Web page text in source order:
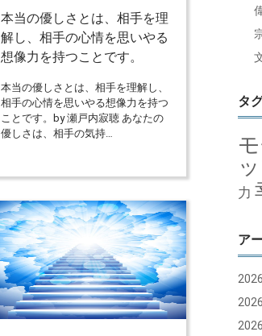
本当の優しさとは、相手を理
解し、相手の心情を思いやる
想像力を持つことです。
本当の優しさとは、相手を理解し、
相手の心情を思いやる想像力を持つ
ことです。by 瀬戸内寂聴 あなたの
優しさは、相手の気持…
タ
力
ア